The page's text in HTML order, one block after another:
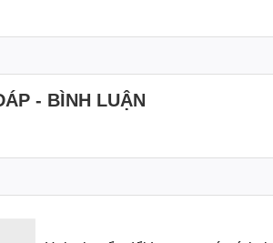
USB-C: Đầu vào và đầu ra, hỗ trợ sạc và
USB-A: Tương thích với các thiết bị
kết nối vượt trội
- BÌNH LUẬN